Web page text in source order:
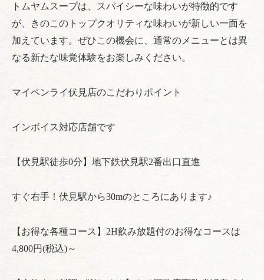
トムヤムスープは、スパイシーな味わいが特徴的です
が、きのこのトップクオリティな味わいが新しい一面を
加えています。ぜひこの機会に、通常のメニューとは異
なる新たな味覚体験をお楽しみください。
マイペンライ伏見店のこだわりポイント
インボイス対応店舗です
【伏見駅徒歩0分】地下鉄伏見駅2番出口直進
すぐ右手！伏見駅から30mのところにあります♪
【お得な各種コース】2H飲み放題付のお得なコースは
4,800円(税込)～